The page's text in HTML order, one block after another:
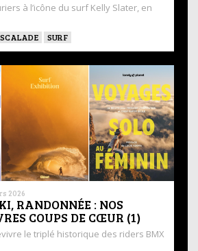
à l’icône du surf Kelly Slater, en
SURF
2026
RANDONNÉE : NOS
COUPS DE CŒUR (1)
le triplé historique des riders BMX